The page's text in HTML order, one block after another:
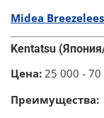
Midea
Kentatsu
Цена:25 000 -
Преимущества: